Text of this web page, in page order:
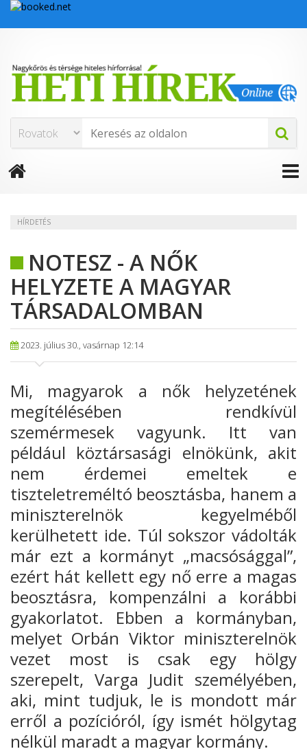
HÍRDETÉS
NOTESZ - A NŐK
HELYZETE A MAGYAR
TÁRSADALOMBAN
2023. július 30., vasárnap 12:14
Mi, magyarok a nők helyzetének
megítélésében rendkívül
szemérmesek vagyunk. Itt van
például köztársasági elnökünk, akit
nem érdemei emeltek e
tiszteletreméltó beosztásba, hanem a
miniszterelnök kegyelméből
kerülhetett ide. Túl sokszor vádolták
már ezt a kormányt „macsósággal”,
ezért hát kellett egy nő erre a magas
beosztásra, kompenzálni a korábbi
gyakorlatot. Ebben a kormányban,
melyet Orbán Viktor miniszterelnök
vezet most is csak egy hölgy
szerepelt, Varga Judit személyében,
aki, mint tudjuk, le is mondott már
erről a pozícióról, így ismét hölgytag
nélkül maradt a magyar kormány.